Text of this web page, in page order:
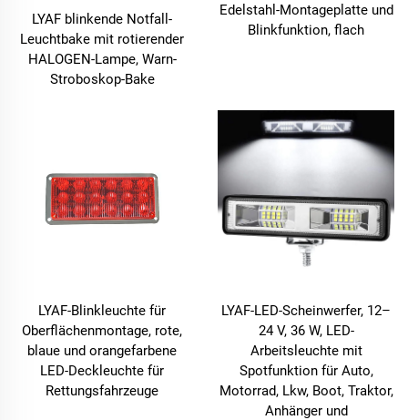
LYAF blinkende Notfall-
Leuchtbake mit rotierender
HALOGEN-Lampe, Warn-
Stroboskop-Bake
Edelstahl-Montageplatte und
Blinkfunktion, flach
LYAF-Blinkleuchte für
Oberflächenmontage, rote,
blaue und orangefarbene
LED-Deckleuchte für
Rettungsfahrzeuge
LYAF-LED-Scheinwerfer, 12–
24 V, 36 W, LED-
Arbeitsleuchte mit
Spotfunktion für Auto,
Motorrad, Lkw, Boot, Traktor,
Anhänger und